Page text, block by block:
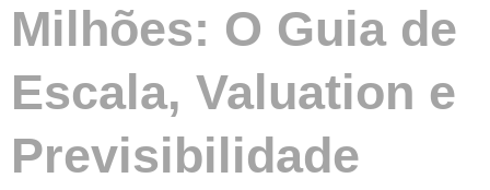
Milhões: O Guia de
Escala, Valuation e
Previsibilidade